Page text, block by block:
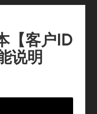
【客户ID
说明